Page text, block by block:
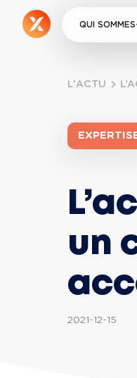
QUI
L'ACTU
un
2021-12-15